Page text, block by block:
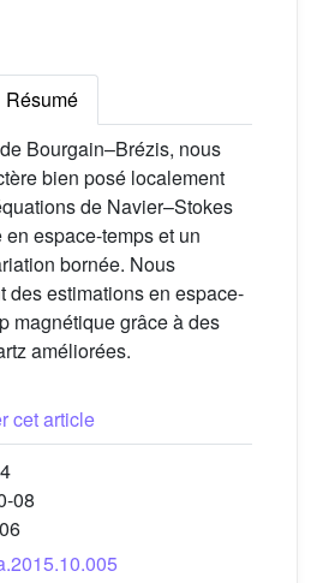
Résumé
Bourgain–Brézis, nous
bien posé localement
de Navier–Stokes
espace-temps et un
bornée. Nous
des estimations en espace-
magnétique grâce à des
améliorées.
cet article
08